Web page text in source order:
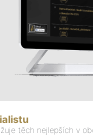
těch nejlepších v